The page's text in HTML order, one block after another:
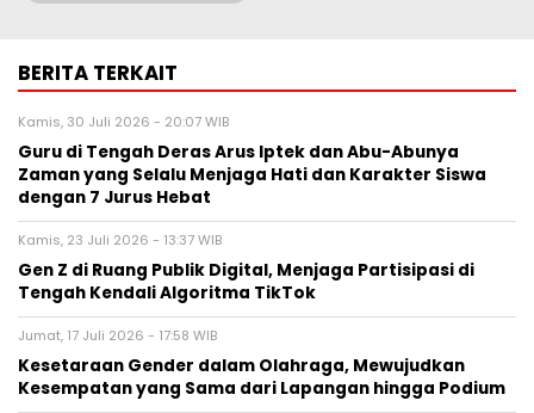
BERITA TERKAIT
Kamis, 30 Juli 2026 - 20:07 WIB
Guru di Tengah Deras Arus Iptek dan Abu-Abunya
Zaman yang Selalu Menjaga Hati dan Karakter Siswa
dengan 7 Jurus Hebat
Kamis, 23 Juli 2026 - 13:37 WIB
Gen Z di Ruang Publik Digital, Menjaga Partisipasi di
Tengah Kendali Algoritma TikTok
Jumat, 17 Juli 2026 - 17:58 WIB
Kesetaraan Gender dalam Olahraga, Mewujudkan
Kesempatan yang Sama dari Lapangan hingga Podium